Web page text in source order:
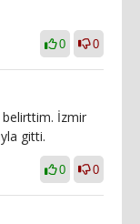
0 0
belirttim. İzmir
gitti.
0 0